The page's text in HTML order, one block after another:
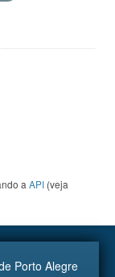
a API (veja
Porto Alegre